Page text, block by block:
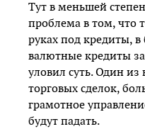
Тут в меньшей
проблема в том, что
руках под кредиты,
валютные кредиты
уловил суть. Один
торговых сделок,
грамотное
будут падать.